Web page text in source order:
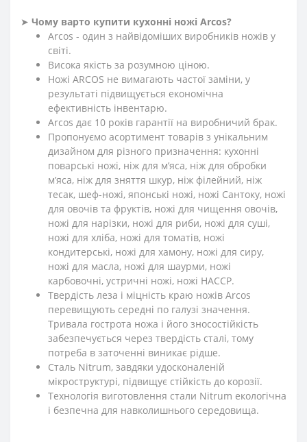
➤ Чому варто купити кухонні ножі Arcos?
Arcos - один з найвідоміших виробників ножів у
світі.
Висока якість за розумною ціною.
Ножі ARCOS не вимагають частої заміни, у
результаті підвищується економічна
ефективність інвентарю.
Arcos дає 10 років гарантії на виробничий брак.
Пропонуємо асортимент товарів з унікальним
дизайном для різного призначення: кухонні
поварські ножі, ніж для м’яса, ніж для обробки
м’яса, ніж для зняття шкур, ніж філейний, ніж
тесак, шеф-ножі, японські ножі, ножі Сантоку, ножі
для овочів та фруктів, ножі для чищення овочів,
ножі для нарізки, ножі для риби, ножі для суші,
ножі для хліба, ножі для томатів, ножі
кондитерські, ножі для хамону, ножі для сиру,
ножі для масла, ножі для шаурми, ножі
карбовочні, устричні ножі, ножі HACCP.
Твердість леза і міцність краю ножів Arcos
перевищують середні по галузі значення.
Тривала гострота ножа і його зносостійкість
забезпечується через твердість сталі, тому
потреба в заточенні виникає рідше.
Сталь Nitrum, завдяки удосконаленій
мікроструктурі, підвищує стійкість до корозії.
Технологія виготовлення стали Nitrum екологічна
і безпечна для навколишнього середовища.